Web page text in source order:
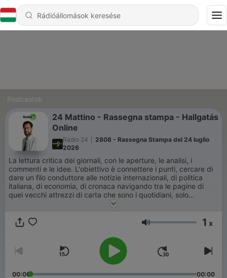
Podcastok
24 Mattino - Rassegna stampa - Hallgatás
Online
Radio 24
2808 - Rassegna Stampa del 24 luglio
2026
La lettura critica dei giornali, con le aperture, le analisi, i
commenti e le idee. L'obiettivo è connettere i punti, cercare di
dare un filo conduttore alle notizie internazionali, di politica
italiana, di economia, di cronaca navigando tra le pagine di
quei vecchi attrezzi di carta che sono i quotidiani, solo
apparentemente anacronistici. La squadra:
Santoro.
Hangerő 1 x
00:00 00:00